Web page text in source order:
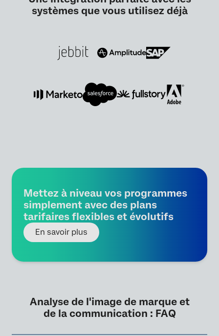
systèmes que vous utilisez déjà
Mettez à niveau vos programmes
simplement avec des plans
tarifaires flexibles et évolutifs
En savoir plus
Analyse de l'image de marque et
de la communication : FAQ